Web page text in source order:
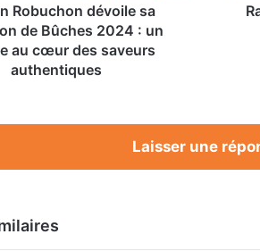
Robuchon dévoile sa
de Bûches 2024 : un
au cœur des saveurs
authentiques
Laisser une